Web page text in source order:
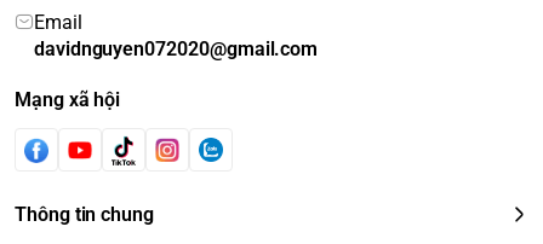
Email
davidnguyen072020@gmail.com
Mạng xã hội
Thông tin chung